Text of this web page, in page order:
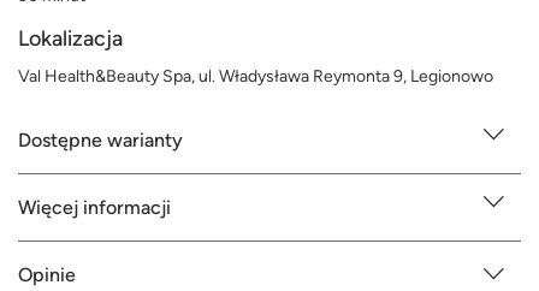
Lokalizacja
Val Health&Beauty Spa, ul. Władysława Reymonta 9, Legionowo
Dostępne warianty
Więcej informacji
Opinie